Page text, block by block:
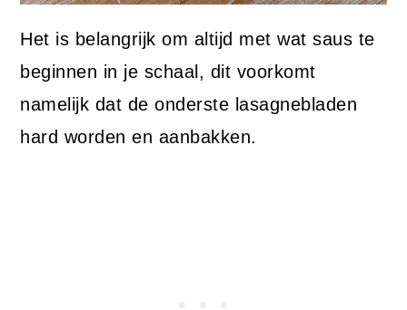
Het is belangrijk om altijd met wat saus te
beginnen in je schaal, dit voorkomt
namelijk dat de onderste lasagnebladen
hard worden en aanbakken.